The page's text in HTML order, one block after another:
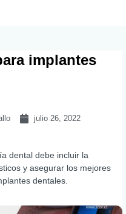
implantes
julio 26, 2022
dental debe incluir la
y asegurar los mejores
dentales.